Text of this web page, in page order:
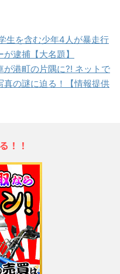
生を含む少年4人が暴走行
逮捕【大名題】
が港町の片隅に?! ネットで
の謎に迫る！【情報提供
！！